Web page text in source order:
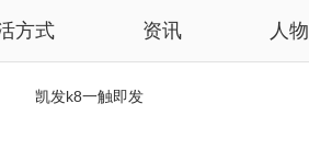
方式 资讯 人物
凯发k8一触即发